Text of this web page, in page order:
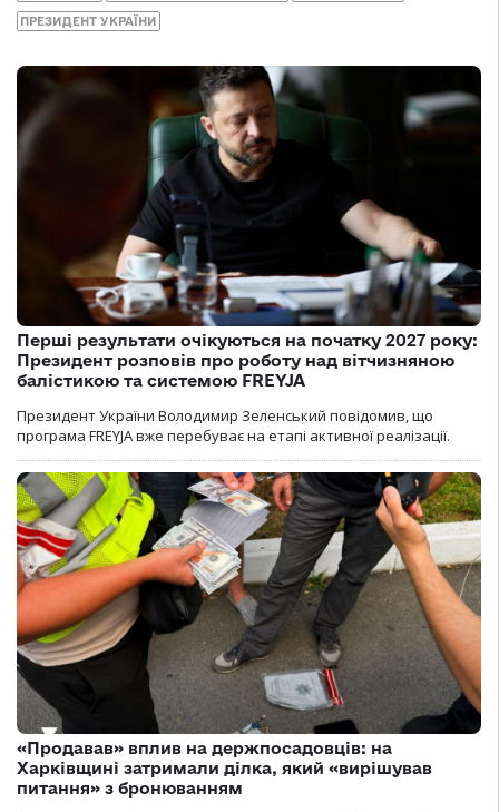
ПРЕЗИДЕНТ УКРАЇНИ
Перші результати очікуються на початку 2027 року:
Президент розповів про роботу над вітчизняною
балістикою та системою FREYJA
Президент України Володимир Зеленський повідомив, що
програма FREYJA вже перебуває на етапі активної реалізації.
«Продавав» вплив на держпосадовців: на
Харківщині затримали ділка, який «вирішував
питання» з бронюванням